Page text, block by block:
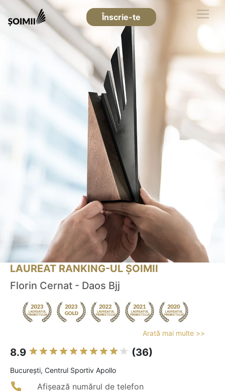
Înscrie-te
LAUREAT RANKING-UL ȘOIMII
Florin Cernat - Daos Bjj
Arată mai multe >>
8.9 (36)
Bucureşti, Centrul Sportiv Apollo
Afișează numărul de telefon